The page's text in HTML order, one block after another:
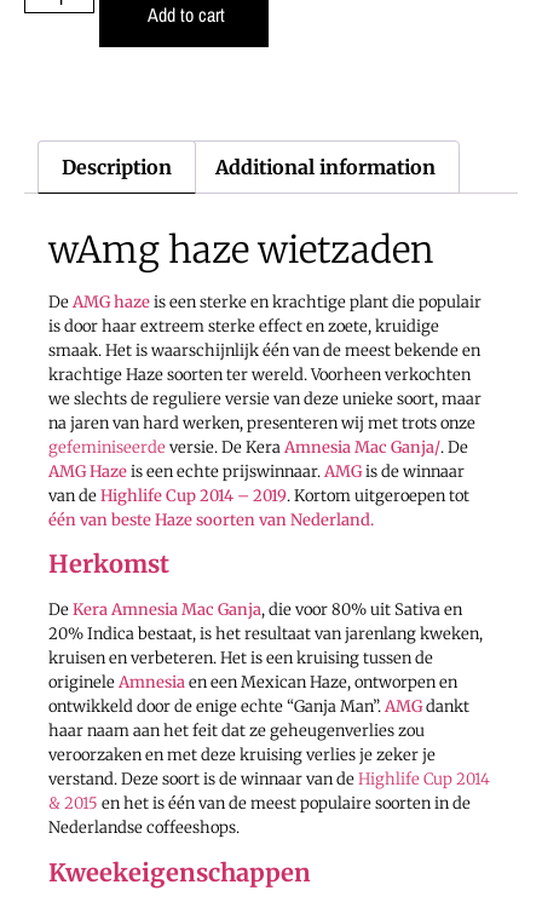
Add to cart
Description Additional information
wAmg haze wietzaden
DeAMG hazeis een sterke en krachtige plant die populair
is door haar extreem sterke effect en zoete, kruidige
smaak. Het is waarschijnlijk één van de meest bekende en
krachtige Haze soorten ter wereld. Voorheen verkochten
we slechts de reguliere versie van deze unieke soort, maar
na jaren van hard werken, presenteren wij met trots onze
gefeminiseerdeversie. De KeraAmnesia Mac Ganja/. De
AMG Hazeis een echte prijswinnaar.AMGis de winnaar
van deHighlife Cup 2014 – 2019. Kortom uitgeroepen tot
één van beste Haze soorten van Nederland.
Herkomst
DeKera Amnesia Mac Ganja, die voor 80% uit Sativa en
20% Indica bestaat, is het resultaat van jarenlang kweken,
kruisen en verbeteren. Het is een kruising tussen de
origineleAmnesiaen een Mexican Haze, ontworpen en
ontwikkeld door de enige echte “Ganja Man”.AMGdankt
haar naam aan het feit dat ze geheugenverlies zou
veroorzaken en met deze kruising verlies je zeker je
verstand. Deze soort is de winnaar van deHighlife Cup 2014
& 2015 en het is één van de meest populaire soorten in de
Nederlandse coffeeshops.
Kweekeigenschappen